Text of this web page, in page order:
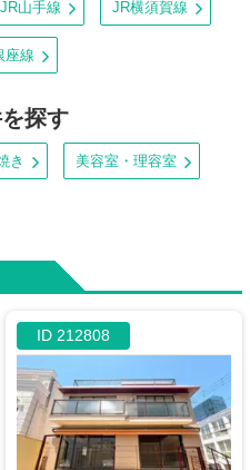
JR山手線 JR横須賀線
座線
探す
き 美容室・理容室
ID 212808